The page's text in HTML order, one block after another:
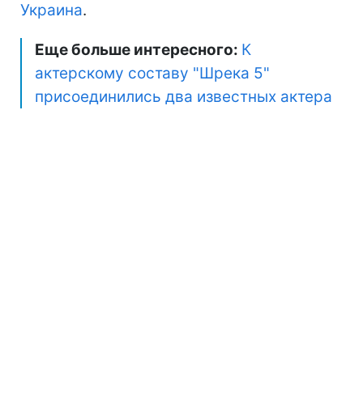
Украина.
Еще больше интересного: К
актерскому составу "Шрека 5"
присоединились два известных актера